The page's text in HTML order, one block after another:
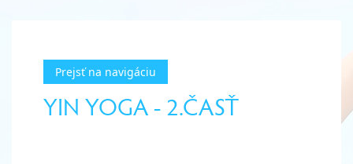
Prejsť na navigáciu
YIN YOGA - 2.ČASŤ